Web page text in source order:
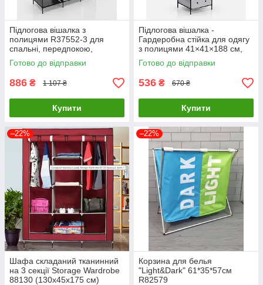
Підлогова вішалка з
полицями R37552-3 для
спальні, передпокою,
гардеробною та
магазина 122×41×188 см/
Відкрита шафа-стелаж для
одяг
Готово до відправки
886 ₴ 1 107 ₴
Купити
Підлогова вішалка -
Гардеробна стійка для одягу
з полицями 41×41×188 см,
чорна R37552-1
Готово до відправки
536 ₴ 670 ₴
Купити
–22%
Шафа складаний тканинний
на 3 секції Storage Wardrobe
88130 (130х45х175 см)
–22%
Корзина для белья
"Light&Dark" 61*35*57см
R82579